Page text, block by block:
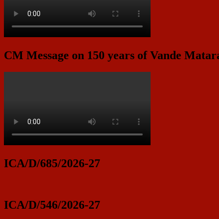
CM Message on 150 years of Vande
ICA/D/685/2026-27
ICA/D/546/2026-27